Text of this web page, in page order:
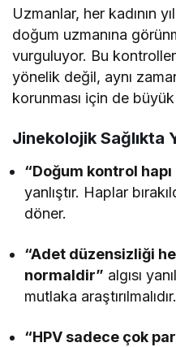
Uzmanlar, her kadının
doğum uzmanına
vurguluyor. Bu
yönelik değil, aynı
korunması için de
Jinekolojik Sağlıkta
“Doğum kontrol hapı
yanlıştır. Haplar
döner.
“Adet düzensizliği
normaldir” algısı
mutlaka araştırılmalıdır.
“HPV sadece çok